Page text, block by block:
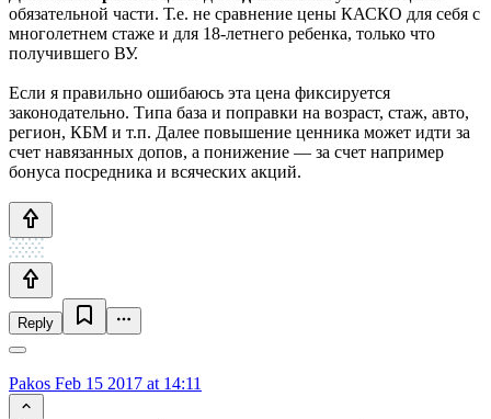
обязательной части. Т.е. не сравнение цены КАСКО для себя с
многолетнем стаже и для 18-летнего ребенка, только что
получившего ВУ.
Если я правильно ошибаюсь эта цена фиксируется
законодательно. Типа база и поправки на возраст, стаж, авто,
регион, КБМ и т.п. Далее повышение ценника может идти за
счет навязанных допов, а понижение — за счет например
бонуса посредника и всяческих акций.
Reply
Pakos Feb 15 2017 at 14:11